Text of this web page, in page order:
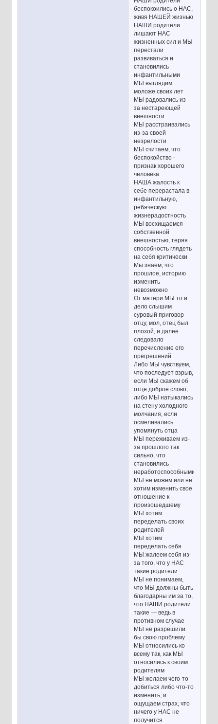
беспокоились о НАС,
живя НАШЕЙ жизнью
НАШИ родители
лишают НАС
жизненных сил и МЫ
перестали
развиваться и
становились
инфантильными
МЫ выглядим
моложе своих лет
МЫ радовались из-
за нестареющей
внешности
МЫ расстраивались
из-за своей
незрелости
МЫ считаем, что
беспокойство -
признак хорошего
человека
НАША жалость к
себе перерастала в
инфантильную,
ребяческую
жизнерадостность
МЫ восхищаемся
собственной
внешностью, теряя
способность глядеть
на себя критически
Мы знаем, что
прошлое, историю
изменить
невозможно
От матери МЫ то и
дело слышим
суровый приговор
отцу, мол, отец был
плохой, и далее
следовало
перечисление его
прегрешений
Либо МЫ чувствуем,
что последует взрыв,
если МЫ скажем об
отце доброе слово,
либо МЫ натыкались
на стену холодного
молчания, если
осмеливались
упомянуть отца
МЫ переживаем из-
за прошлого так
сильно, что
становились
неработоспособными
МЫ не можем или не
хотим изменить свое
отношение к
произошедшему
МЫ хотим
переделать своих
родителей
МЫ хотим
переделать себя
МЫ жалеем себя из-
за того, что у НАС
такие родители
МЫ не понимаем,
что МЫ должны быть
благодарны им за то,
что НАШИ родители
такие — ведь в
противном случае
МЫ не разрешили
бы свою проблему
МЫ относились ко
всему так, как МЫ
относились к своим
родителям
МЫ желаем чего-то
добиться либо что-то
изменить, и
ощущаем страх, что
ничего у НАС не
получится